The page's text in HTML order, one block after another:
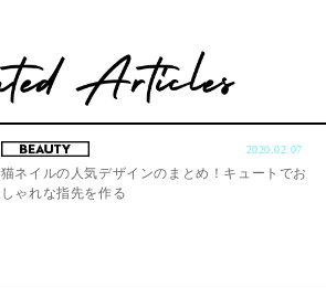
2020.02.07
猫ネイルの人気デザインのまとめ！キュートでお
しゃれな指先を作る